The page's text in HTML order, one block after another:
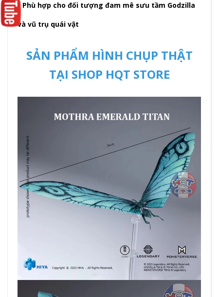
- Phù hợp cho đối tượng đam mê sưu tầm Godzilla
và vũ trụ quái vật
SẢN PHẨM HÌNH CHỤP THẬT
TẠI SHOP HQT STORE